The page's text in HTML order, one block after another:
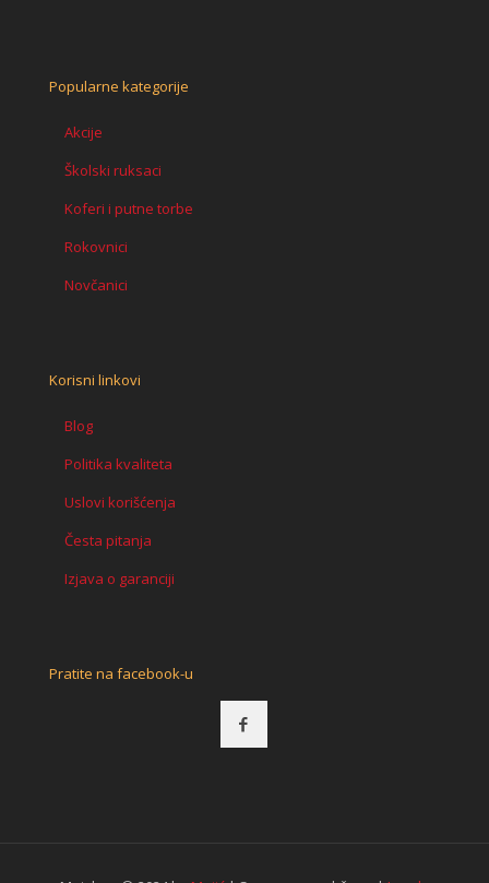
Popularne kategorije
Akcije
Školski ruksaci
Koferi i putne torbe
Rokovnici
Novčanici
Korisni linkovi
Blog
Politika kvaliteta
Uslovi korišćenja
Česta pitanja
Izjava o garanciji
Pratite na facebook-u